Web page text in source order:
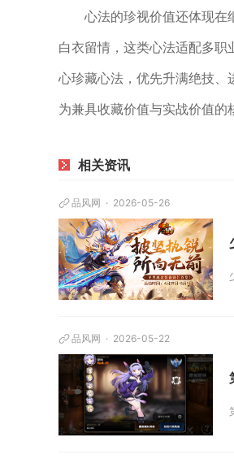
心法的珍视价值还体现在
白衣留情，这类心法适配多
心珍藏心法，优先升满绝技
为兼具收藏价值与实战价值的
相关资讯
品风网 2026-05-26
品风网 2026-05-22